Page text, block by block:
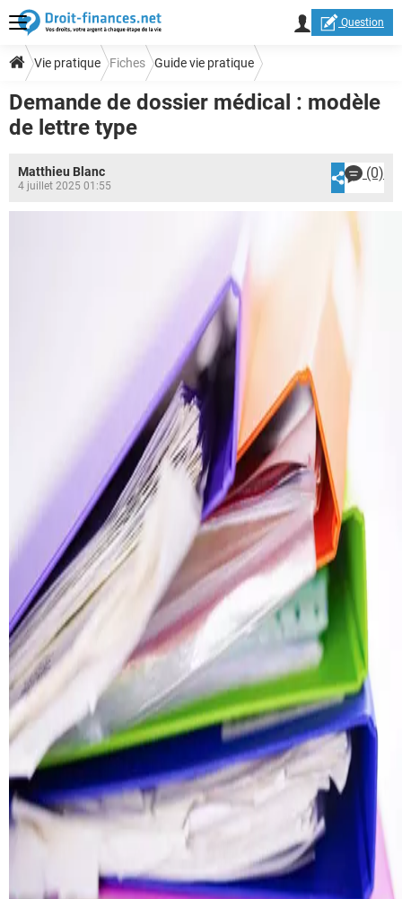
Question
Vie pratique Fiches Guide vie pratique
Modèles de lettres vie pratique
Demande de dossier médical : modèle
de lettre type
Matthieu Blanc
4 juillet 2025 01:55
(0)